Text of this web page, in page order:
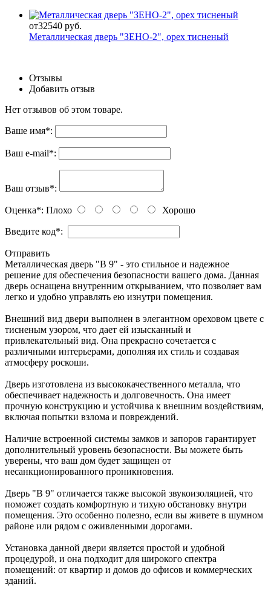
от32540 руб.
Металлическая дверь "ЗЕНО-2", орех тисненый
Отзывы
Добавить отзыв
Нет отзывов об этом товаре.
Ваше имя*:
Ваш e-mail*:
Ваш отзыв*:
Оценка*: Плохо Хорошо
Введите код*:
Отправить
Металлическая дверь "В 9" - это стильное и надежное
решение для обеспечения безопасности вашего дома. Данная
дверь оснащена внутренним открыванием, что позволяет вам
легко и удобно управлять ею изнутри помещения.
Внешний вид двери выполнен в элегантном ореховом цвете с
тисненым узором, что дает ей изысканный и
привлекательный вид. Она прекрасно сочетается с
различными интерьерами, дополняя их стиль и создавая
атмосферу роскоши.
Дверь изготовлена из высококачественного металла, что
обеспечивает надежность и долговечность. Она имеет
прочную конструкцию и устойчива к внешним воздействиям,
включая попытки взлома и повреждений.
Наличие встроенной системы замков и запоров гарантирует
дополнительный уровень безопасности. Вы можете быть
уверены, что ваш дом будет защищен от
несанкционированного проникновения.
Дверь "В 9" отличается также высокой звукоизоляцией, что
поможет создать комфортную и тихую обстановку внутри
помещения. Это особенно полезно, если вы живете в шумном
районе или рядом с оживленными дорогами.
Установка данной двери является простой и удобной
процедурой, и она подходит для широкого спектра
помещений: от квартир и домов до офисов и коммерческих
зданий.